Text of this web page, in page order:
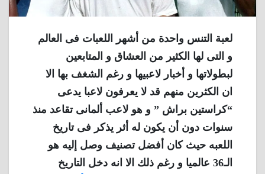
لعبة التنس واحدة من أشهر اللعبات فى العالم
و التى لها الكثير من العشاق و المتابعين
لبطولاتها و أخبار لاعبيها و رغم الشغف بها الا
ان الكثرين منهم قد لا يعرفون لاعبا يدعى
“كراستين براش ” و هو لاعب ألمانى تقاعد منذ
سنوات دون أن يكون له أثر يذكر فى تاريخ
اللعبه حيث كان أفضل تصنيف وصل إليه هو
الـ36 عالميا و رغم ذلك الا انه دخل التاريخ